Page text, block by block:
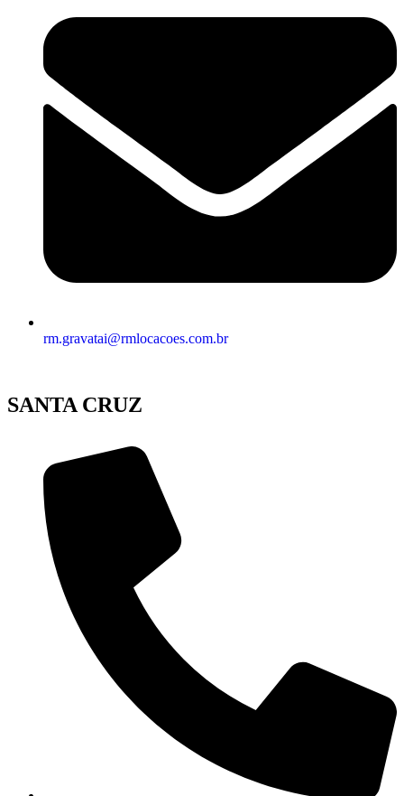
rm.gravatai@rmlocacoes.com.br
SANTA CRUZ